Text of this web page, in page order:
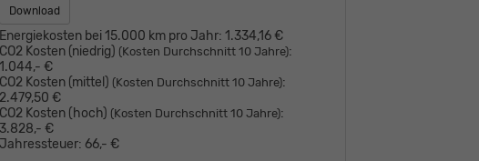
Download
Energiekosten bei 15.000 km pro Jahr: 1.334,16 €
CO2 Kosten (niedrig) (Kosten Durchschnitt 10 Jahre):
1.044,- €
CO2 Kosten (mittel) (Kosten Durchschnitt 10 Jahre):
2.479,50 €
CO2 Kosten (hoch) (Kosten Durchschnitt 10 Jahre):
3.828,- €
Jahressteuer: 66,- €